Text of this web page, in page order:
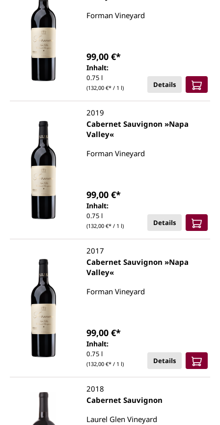
Forman Vineyard
Inhalt:
0.75 l
(132,00 €* / 1 l)
99,00 €*
Details
2019
Cabernet Sauvignon »Napa
Valley«
Forman Vineyard
Inhalt:
0.75 l
(132,00 €* / 1 l)
99,00 €*
Details
2017
Cabernet Sauvignon »Napa
Valley«
Forman Vineyard
Inhalt:
0.75 l
(132,00 €* / 1 l)
99,00 €*
Details
2018
Cabernet Sauvignon
Laurel Glen Vineyard